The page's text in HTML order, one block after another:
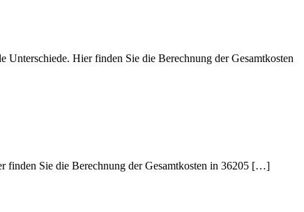
Unterschiede. Hier finden Sie die Berechnung der Gesamtkosten
finden Sie die Berechnung der Gesamtkosten in 36205 […]